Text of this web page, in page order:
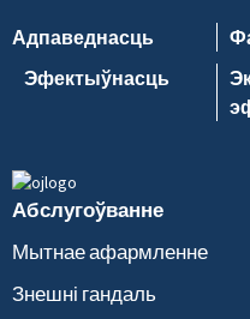
Адпаведнасць
Эфектыўнасць
Абслугоўванне
Мытнае афармленне
Знешні гандаль